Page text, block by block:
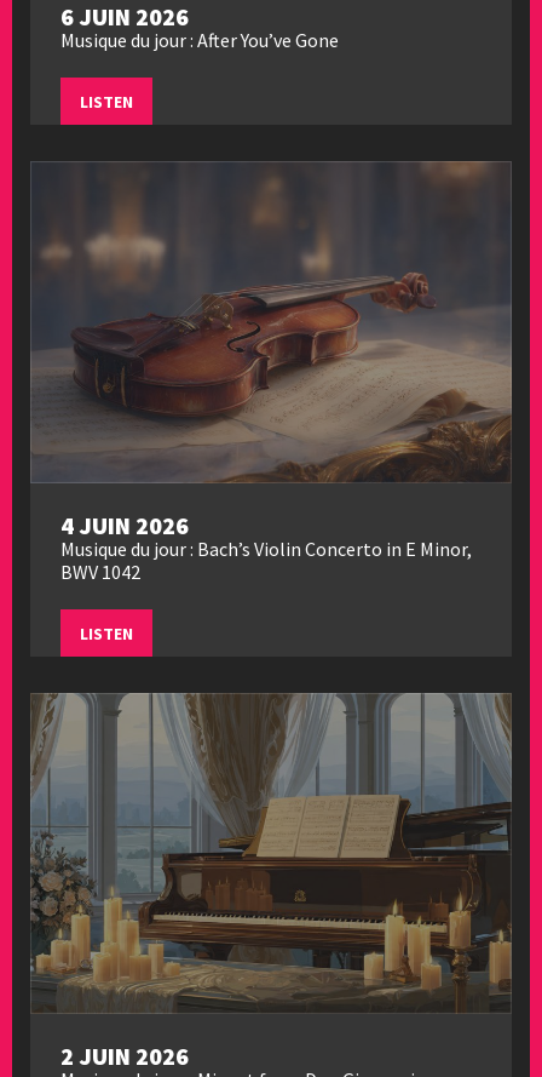
6 JUIN 2026
Musique du jour : After You’ve Gone
LISTEN
4 JUIN 2026
Musique du jour : Bach’s Violin Concerto in E Minor,
BWV 1042
LISTEN
2 JUIN 2026